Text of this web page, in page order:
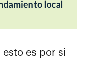
esto es por si